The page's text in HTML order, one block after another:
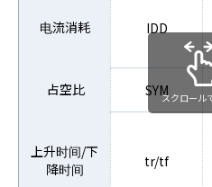
电流消耗 IDD
占空比 SYM
上升时间/下
降时间
tr/tf
スクロール